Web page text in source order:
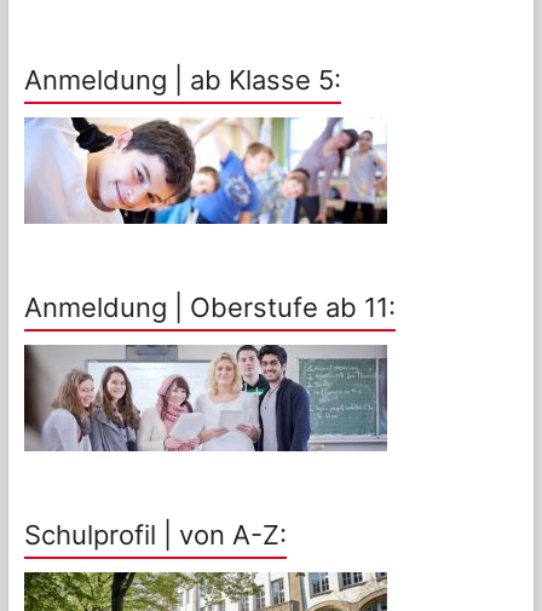
Anmeldung | ab Klasse 5:
Anmeldung | Oberstufe ab 11:
Schulprofil | von A-Z: